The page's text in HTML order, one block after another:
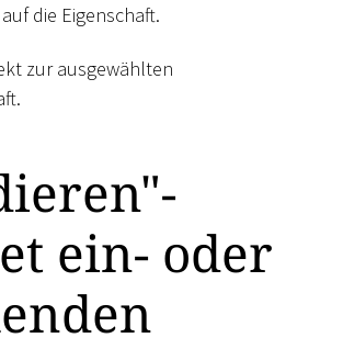
die Eigenschaft.
zur ausgewählten
ein- oder